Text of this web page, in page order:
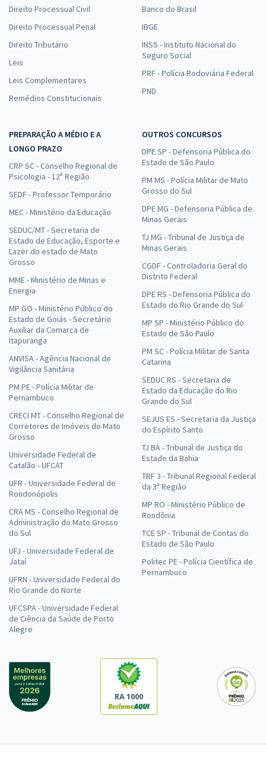
Direito Processual Civil
Direito Processual Penal
Direito Tributário
Leis
Leis Complementares
Remédios Constitucionais
Banco do Brasil
IBGE
INSS - Instituto Nacional do
Seguro Social
PRF - Polícia Rodoviária Federal
PND
PREPARAÇÃO A MÉDIO E A
LONGO PRAZO
CRP SC - Conselho Regional de
Psicologia - 12ª Região
SEDF - Professor Temporário
MEC - Ministério da Educação
SEDUC/MT - Secretaria de
Estado de Educação, Esporte e
Lazer do estado de Mato
Grosso
MME - Ministério de Minas e
Energia
MP GO - Ministério Público do
Estado de Goiás - Secretário
Auxiliar da Comarca de
Itapuranga
ANVISA - Agência Nacional de
Vigilância Sanitária
PM PE - Polícia Militar de
Pernambuco
CRECI MT - Conselho Regional de
Corretores de Imóveis do Mato
Grosso
Universidade Federal de
Catalão - UFCAT
UFR - Universidade Federal de
Rondonópolis
CRA MS - Conselho Regional de
Administração do Mato Grosso
do Sul
UFJ - Universidade Federal de
Jataí
UFRN - Universidade Federal do
Rio Grande do Norte
UFCSPA - Universidade Federal
de Ciência da Saúde de Porto
Alegre
OUTROS CONCURSOS
DPE SP - Defensoria Pública do
Estado de São Paulo
PM MS - Polícia Militar de Mato
Grosso do Sul
DPE MG - Defensoria Pública de
Minas Gerais
TJ MG - Tribunal de Justiça de
Minas Gerais
CGDF - Controladoria Geral do
Distrito Federal
DPE RS - Defensoria Pública do
Estado do Rio Grande do Sul
MP SP - Ministério Público do
Estado de São Paulo
PM SC - Polícia Militar de Santa
Catarina
SEDUC RS - Secretaria de
Estado da Educação do Rio
Grande do Sul
SEJUS ES - Secretaria da Justiça
do Espírito Santo
TJ BA - Tribunal de Justiça do
Estado da Bahia
TRF 3 - Tribunal Regional Federal
da 3ª Região
MP RO - Ministério Público de
Rondônia
TCE SP - Tribunal de Contas do
Estado de São Paulo
Politec PE - Polícia Científica de
Pernambuco
RA 1000